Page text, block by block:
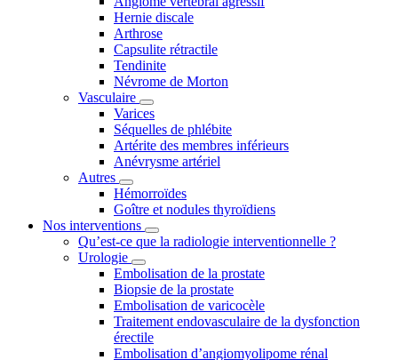
Hernie discale
Arthrose
Capsulite rétractile
Tendinite
Névrome de Morton
Vasculaire
Varices
Séquelles de phlébite
Artérite des membres inférieurs
Anévrysme artériel
Autres
Hémorroïdes
Goître et nodules thyroïdiens
Nos interventions
Qu’est-ce que la radiologie interventionnelle ?
Urologie
Embolisation de la prostate
Biopsie de la prostate
Embolisation de varicocèle
Traitement endovasculaire de la dysfonction
érectile
Embolisation d’angiomyolipome rénal